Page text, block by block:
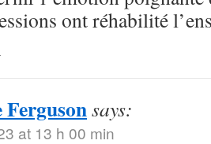
ont réhabilité
says:
at 13 h 00 min